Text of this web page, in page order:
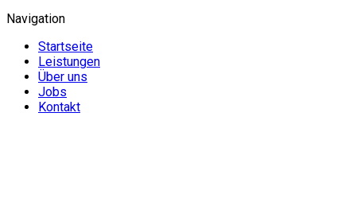
Navigation
Startseite
Leistungen
Über uns
Jobs
Kontakt